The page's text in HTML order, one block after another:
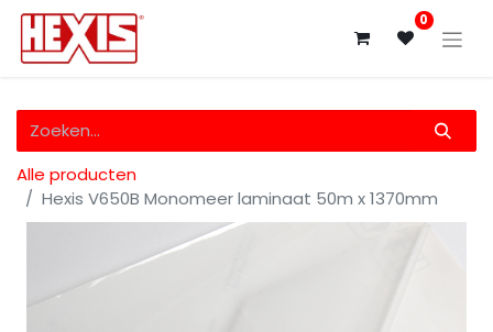
0
Alle producten
Hexis V650B Monomeer laminaat 50m x 1370mm